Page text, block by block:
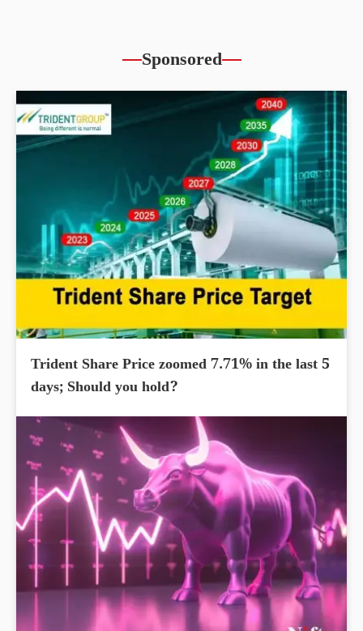
Sponsored
Trident Share Price zoomed 7.71% in the last 5
days; Should you hold?